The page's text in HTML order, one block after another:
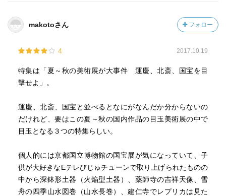
来る。
誌では、土偶、土器、銅鐸などが取り上げられている。そ
して、「なんでこれが国宝に？マニアック国宝の世界へ」
と言うタモリ倶楽部が取り上げそうな話題や、「10問10答
makotoさん フォロー
4 2017.10.19
特集は「夏～秋の美術展が大事件 運慶、北斎、国宝を目
撃せよ」。
運慶、北斎、国宝と並べるとなにがなんだか分からないの
だけれど、要はこの夏～秋の国内作品の目玉美術展の中で
目玉となる３つの特集らしい。
個人的には京都国立博物館の国宝展が気になっていて、子
供が大好きなEテレびじゅチューンで取り上げられたものの
中から深鉢形土器（火焔型土器）、薬師寺の吉祥天像、雪
舟の四季山水図巻（山水長巻）、建仁寺でレプリカは見た